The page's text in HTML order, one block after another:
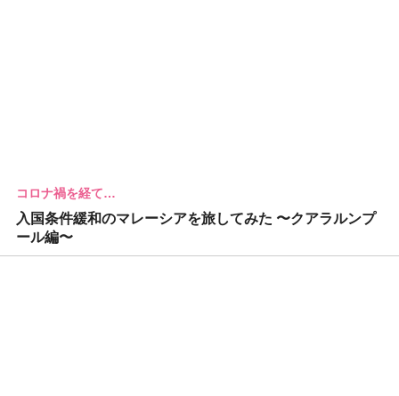
コロナ禍を経て…
入国条件緩和のマレーシアを旅してみた 〜クアラルンプ
ール編〜